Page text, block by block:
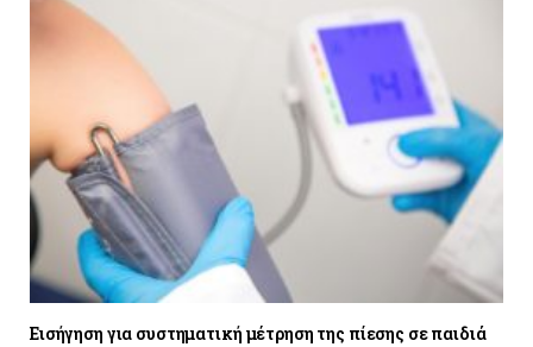
Εισήγηση για συστηματική μέτρηση της πίεσης σε παιδιά